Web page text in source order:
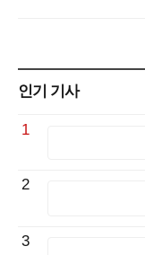
인기 기사
1
2
3